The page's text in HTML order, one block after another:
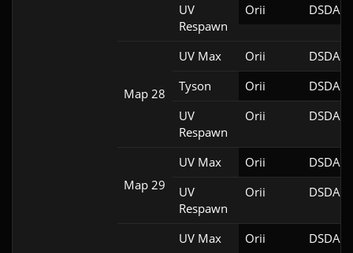
UV
Respawn
Orii DSDA-
Map 28
UV Max Orii
DSDA-
Tyson
Orii
DSDA-
UV
Respawn
Orii DSDA-
Map 29
UV Max Orii
DSDA-
UV
Respawn
Orii DSDA-
UV Max Orii
DSDA-